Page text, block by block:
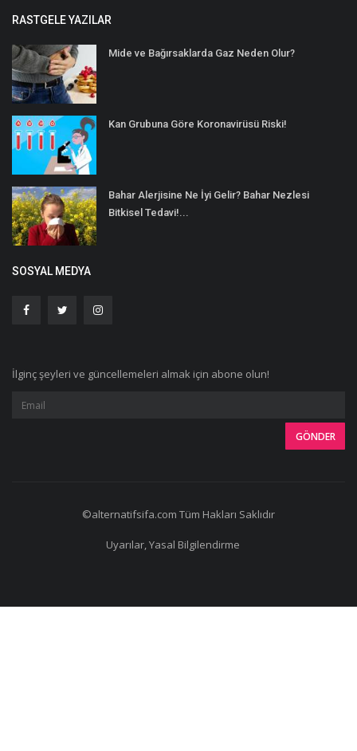
RASTGELE YAZILAR
Mide ve Bağırsaklarda Gaz Neden Olur?
Kan Grubuna Göre Koronavirüsü Riski!
Bahar Alerjisine Ne İyi Gelir? Bahar Nezlesi
Bitkisel Tedavi!...
SOSYAL MEDYA
İlginç şeyleri ve güncellemeleri almak için abone olun!
©alternatifsifa.com Tüm Hakları Saklıdır
Uyarılar, Yasal Bilgilendirme